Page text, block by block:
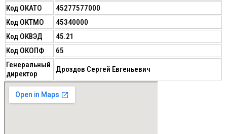
Код ОКАТО
45277577000
Код ОКТМО
45340000
Код ОКВЭД
45.21
Код ОКОПФ
65
Генеральный
директор
Дроздов Сергей Евгеньевич